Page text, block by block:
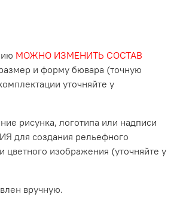
МОЖНО ИЗМЕНИТЬ СОСТАВ
и форму бювара (точную
уточняйте у
рисунка, логотипа или надписи
для создания рельефного
цветного изображения (уточняйте у
вручную.